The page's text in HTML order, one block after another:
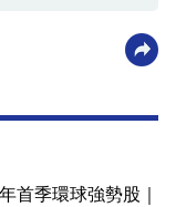
首季環球強勢股｜